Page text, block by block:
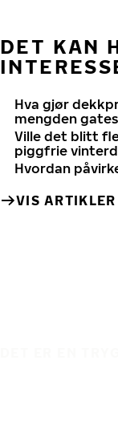
DET KAN
Hva gjør
mengden
Ville det blitt
piggfrie
Hvordan
VIS